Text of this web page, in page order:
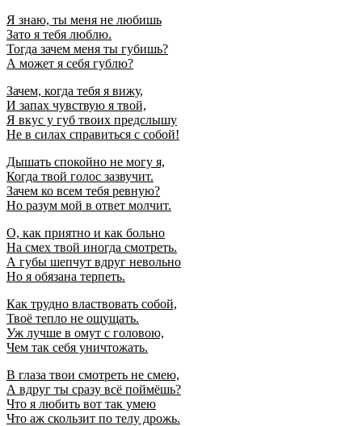
Я знаю, ты меня не любишь
Зато я тебя люблю.
Тогда зачем меня ты губишь?
А может я себя гублю?
Зачем, когда тебя я вижу,
И запах чувствую я твой,
Я вкус у губ твоих предслышу
Не в силах справиться с собой!
Дышать спокойно не могу я,
Когда твой голос зазвучит.
Зачем ко всем тебя ревную?
Но разум мой в ответ молчит.
О, как приятно и как больно
На смех твой иногда смотреть.
А губы шепчут вдруг невольно
Но я обязана терпеть.
Как трудно властвовать собой,
Твоё тепло не ощущать.
Уж лучше в омут с головою,
Чем так себя уничтожать.
В глаза твои смотреть не смею,
А вдруг ты сразу всё поймёшь?
Что я любить вот так умею
Что аж скользит по телу дрожь.